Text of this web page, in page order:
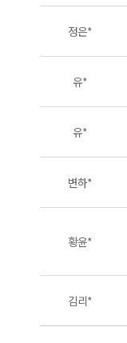
정은*
유*
유*
변하*
황윤*
김리*